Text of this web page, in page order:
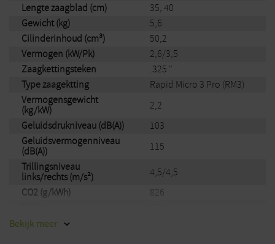
Lengte zaagblad (cm)
35, 40
Gewicht (kg)
5,6
Cilinderinhoud (cm³)
50,2
Vermogen (kW/Pk)
2,6/3,5
Zaagkettingsteken
.325 "
Type zaagektting
Rapid Micro 3 Pro (RM3)
Vermogensgewicht
(kg/kW)
2,2
Geluidsdrukniveau (dB(A))
103
Geluidsvermogenniveau
(dB(A))
115
Trillingsniveau
links/rechts (m/s²)
4,5/4,5
CO2 (g/kWh)
826
EAN
Bekijk meer